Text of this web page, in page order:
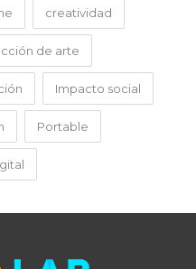
creatividad
de arte
Impacto social
Portable